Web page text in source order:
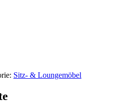
Sitz- & Loungemöbel